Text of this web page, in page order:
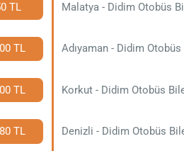
TL Malatya - Didim Otobüs
TL Adıyaman - Didim
TL Korkut - Didim Otobüs
TL Denizli - Didim Otobüs